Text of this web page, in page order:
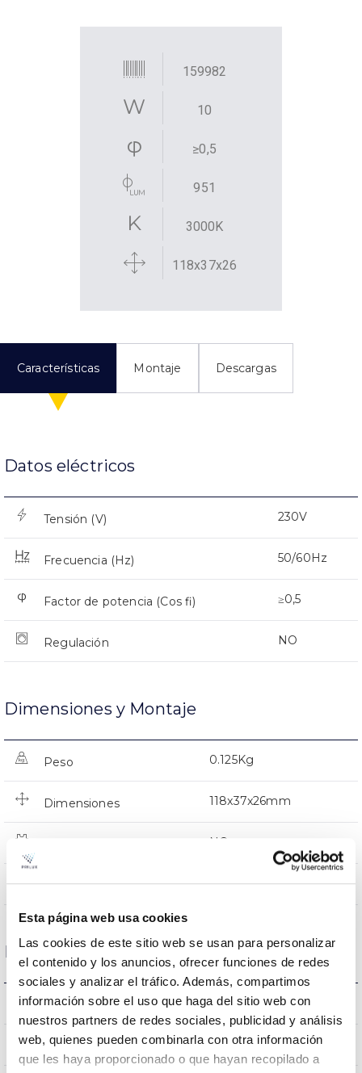
Esta página web usa cookies
Las cookies de este sitio web se usan para personalizar
el contenido y los anuncios, ofrecer funciones de redes
sociales y analizar el tráfico. Además, compartimos
información sobre el uso que haga del sitio web con
nuestros partners de redes sociales, publicidad y análisis
web, quienes pueden combinarla con otra información
que les haya proporcionado o que hayan recopilado a
159982
10
≥0,5
951
3000K
118x37x26
Características Montaje Descargas
Datos eléctricos
Tensión (V) 230V
Frecuencia (Hz) 50/60Hz
Factor de potencia (Cos fi) ≥0,5
Regulación NO
Dimensiones y Montaje
Peso 0.125Kg
Dimensiones 118x37x26mm
NO
Iluminación Directa
Datos ópticos
Temperatura de color 3000K
CRI Índice de repr. cromática 80